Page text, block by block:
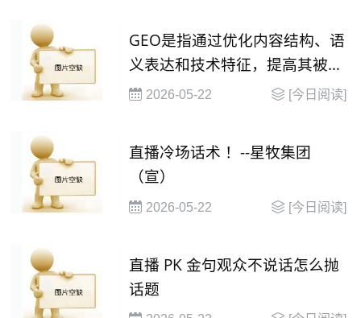
GEO是指通过优化内容结构、语
义表达和技术特征，提高其被大
语言模型（
2026-05-22 [今日阅读]
直播冷场话术 ！--星牧集团
（宣）
2026-05-22 [今日阅读]
直播 PK 金句观众不说话怎么抛
话题